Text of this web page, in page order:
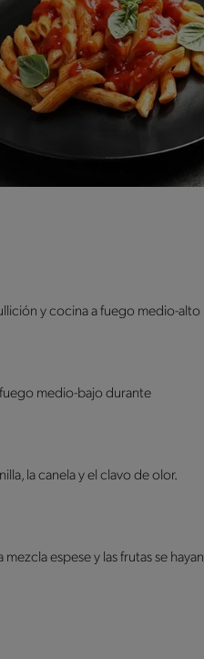
y cocina a fuego medio-alto
fuego medio-bajo durante
la canela y el clavo de olor.
espese y las frutas se hayan